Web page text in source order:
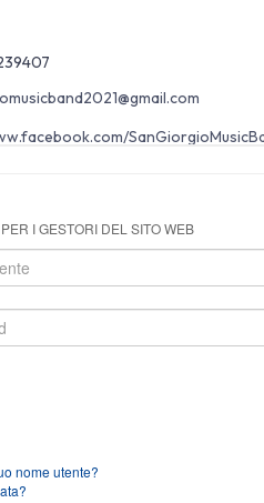
I GESTORI DEL SITO WEB
nome utente?